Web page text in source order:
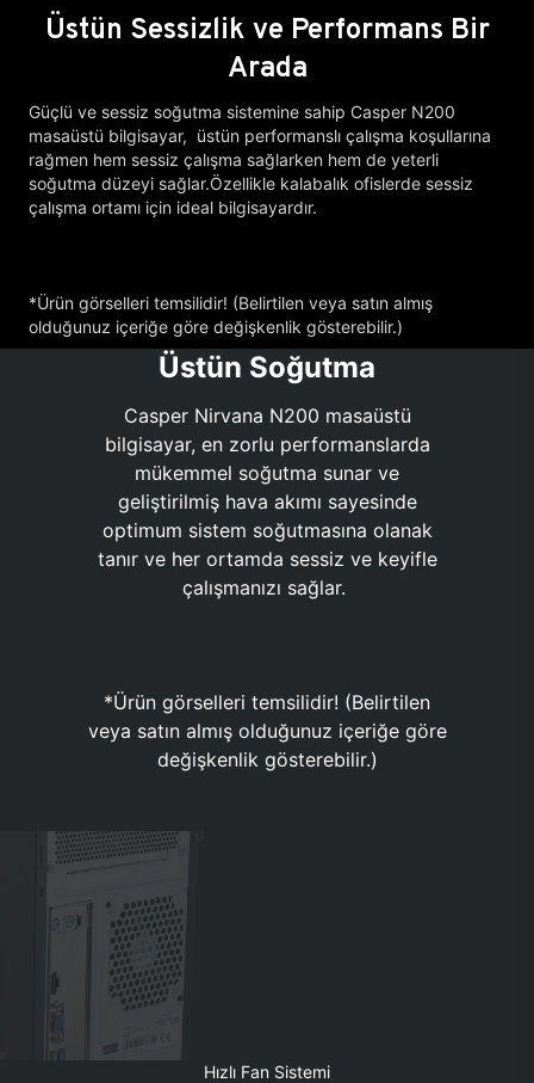
Üstün Sessizlik ve Performans Bir
Arada
Güçlü ve sessiz soğutma sistemine sahip Casper N200
masaüstü bilgisayar, üstün performanslı çalışma koşullarına
rağmen hem sessiz çalışma sağlarken hem de yeterli
soğutma düzeyi sağlar.Özellikle kalabalık ofislerde sessiz
çalışma ortamı için ideal bilgisayardır.
*Ürün görselleri temsilidir! (Belirtilen veya satın almış
olduğunuz içeriğe göre değişkenlik gösterebilir.)
Üstün Soğutma
Casper Nirvana N200 masaüstü
bilgisayar, en zorlu performanslarda
mükemmel soğutma sunar ve
geliştirilmiş hava akımı sayesinde
optimum sistem soğutmasına olanak
tanır ve her ortamda sessiz ve keyifle
çalışmanızı sağlar.
*Ürün görselleri temsilidir! (Belirtilen
veya satın almış olduğunuz içeriğe göre
değişkenlik gösterebilir.)
Hızlı Fan Sistemi